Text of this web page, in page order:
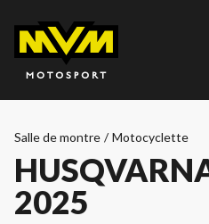
Salle de montre / Motocyclette
2025